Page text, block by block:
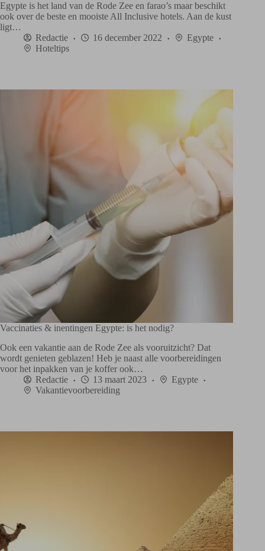
Egypte is het land van de Rode Zee en farao’s maar beschikt
ook over de beste en mooiste All Inclusive hotels. Aan de kust
ligt…
Redactie
16 december 2022
Egypte
Hoteltips
Vaccinaties & inentingen Egypte: is het nodig?
Ook een vakantie aan de Rode Zee als vooruitzicht? Dat
wordt genieten geblazen! Heb je naast alle voorbereidingen
voor het inpakken van je koffer ook…
Redactie
13 maart 2023
Egypte
Vakantievoorbereiding